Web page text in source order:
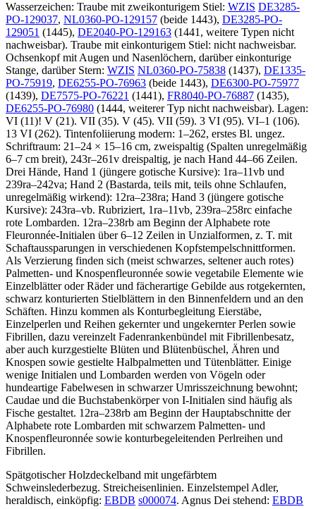
Wasserzeichen: Traube mit zweikonturigem Stiel: WZIS DE3285-
PO-129037, NL0360-PO-129157 (beide 1443), DE3285-PO-
129051 (1445), DE2040-PO-129163 (1441, weitere Typen nicht
nachweisbar). Traube mit einkonturigem Stiel: nicht nachweisbar.
Ochsenkopf mit Augen und Nasenlöchern, darüber einkonturige
Stange, darüber Stern: WZIS NL0360-PO-75838 (1437), DE1335-
PO-75919, DE6255-PO-76963 (beide 1443), DE6300-PO-75977
(1439), DE7575-PO-76221 (1441), FR8040-PO-76887 (1435),
DE6255-PO-76980 (1444, weiterer Typ nicht nachweisbar). Lagen:
VI (11)! V (21). VII (35). V (45). VII (59). 3 VI (95). VI–1 (106).
13 VI (262). Tintenfoliierung modern: 1–262, erstes Bl. ungez.
Schriftraum: 21–24 × 15–16 cm, zweispaltig (Spalten unregelmäßig
6–7 cm breit), 243r–261v dreispaltig, je nach Hand 44–66 Zeilen.
Drei Hände, Hand 1 (jüngere gotische Kursive): 1ra–11vb und
239ra–242va; Hand 2 (Bastarda, teils mit, teils ohne Schlaufen,
unregelmäßig wirkend): 12ra–238ra; Hand 3 (jüngere gotische
Kursive): 243ra–vb. Rubriziert, 1ra–11vb, 239ra–258rc einfache
rote Lombarden. 12ra–238rb am Beginn der Alphabete rote
Fleuronnée-Initialen über 6–12 Zeilen in Unzialformen, z. T. mit
Schaftaussparungen in verschiedenen Kopfstempelschnittformen.
Als Verzierung finden sich (meist schwarzes, seltener auch rotes)
Palmetten- und Knospenfleuronnée sowie vegetabile Elemente wie
Einzelblätter oder Räder und fächerartige Gebilde aus rotgekernten,
schwarz konturierten Stielblättern in den Binnenfeldern und an den
Schäften. Hinzu kommen als Konturbegleitung Eierstäbe,
Einzelperlen und Reihen gekernter und ungekernter Perlen sowie
Fibrillen, dazu vereinzelt Fadenrankenbündel mit Fibrillenbesatz,
aber auch kurzgestielte Blüten und Blütenbüschel, Ähren und
Knospen sowie gestielte Halbpalmetten und Tütenblätter. Einige
wenige Initialen und Lombarden werden von Vögeln oder
hundeartige Fabelwesen in schwarzer Umrisszeichnung bewohnt;
Caudae und die Buchstabenkörper von I-Initialen sind häufig als
Fische gestaltet. 12ra–238rb am Beginn der Hauptabschnitte der
Alphabete rote Lombarden mit schwarzem Palmetten- und
Knospenfleuronnée sowie konturbegeleitenden Perlreihen und
Fibrillen.
Spätgotischer Holzdeckelband mit ungefärbtem
Schweinslederbezug. Streicheisenlinien. Einzelstempel Adler,
heraldisch, einköpfig: EBDB s000074. Agnus Dei stehend: EBDB